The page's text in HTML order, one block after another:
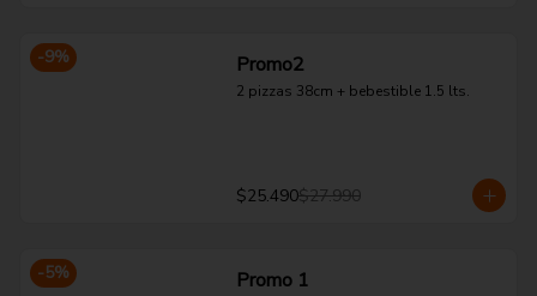
-9% Promo2
2 pizzas 38cm + bebestible 1.5 lts.
$25.490$27.990
-5% Promo 1